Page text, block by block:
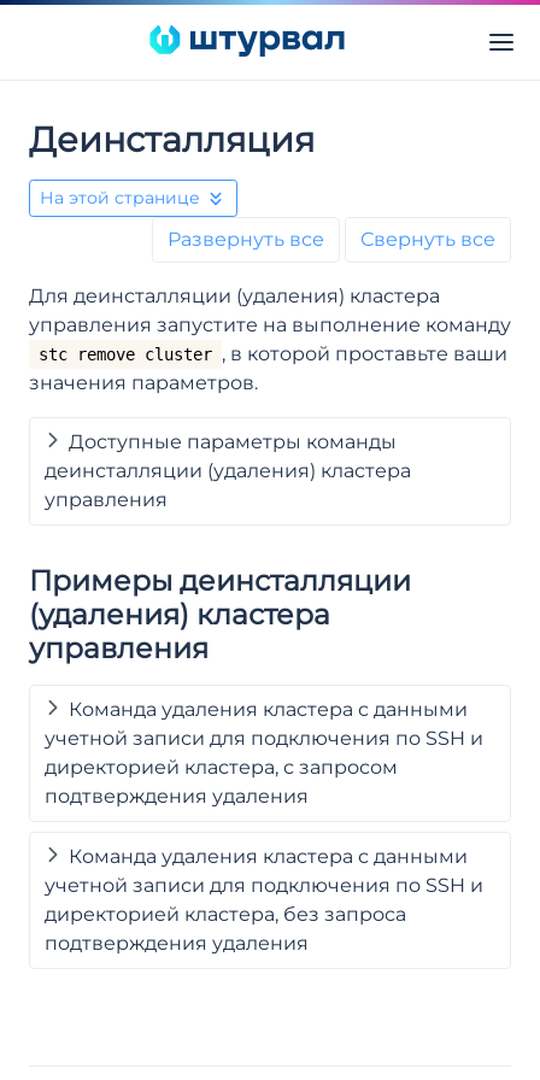
Деинсталляция
На этой странице
Развернуть все Свернуть все
Для деинсталляции (удаления) кластера
управления запустите на выполнение команду
stc remove cluster , в которой проставьте ваши
значения параметров.
Доступные параметры команды
деинсталляции (удаления) кластера
управления
Примеры деинсталляции
(удаления) кластера
управления
Команда удаления кластера с данными
учетной записи для подключения по SSH и
директорией кластера, с запросом
подтверждения удаления
Команда удаления кластера с данными
учетной записи для подключения по SSH и
директорией кластера, без запроса
подтверждения удаления